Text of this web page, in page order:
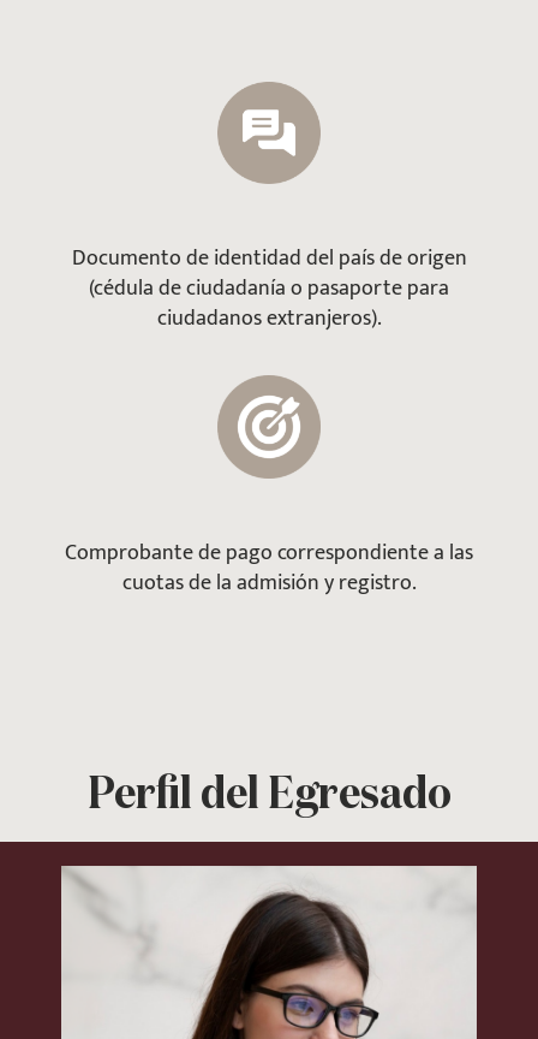
Documento de identidad del país de origen
(cédula de ciudadanía o pasaporte para
ciudadanos extranjeros).
Comprobante de pago correspondiente a las
cuotas de la admisión y registro.
Perfil del Egresado